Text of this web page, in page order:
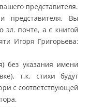
представителя.
представителя, Вы
эл. почте, а с книгой
Игоря Григорьева:
без указания имени
т.к. стихи будут
с соответствующей